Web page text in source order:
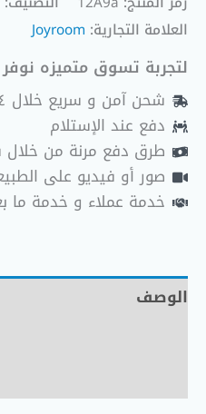
العلامة التجارية: Joyroom
لتجربة تسوق متميزه
شحن آمن و سريع خلال ٤ أيام عمل
دفع عند الإستلام
طرق دفع مرنة من
صور أو فيديو على
خدمة عملاء و خدمة ما
الوصف